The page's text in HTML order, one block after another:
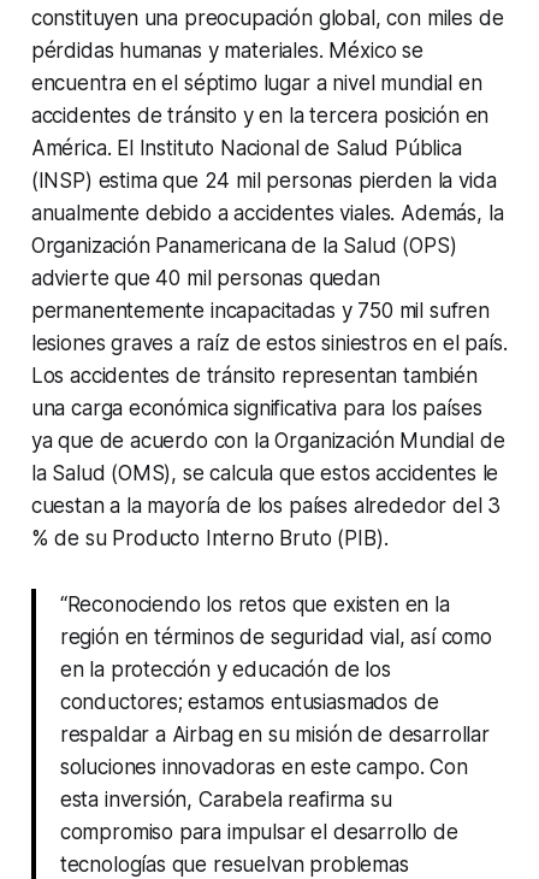
constituyen una preocupación global, con miles de
pérdidas humanas y materiales. México se
encuentra en el séptimo lugar a nivel mundial en
accidentes de tránsito y en la tercera posición en
América. El Instituto Nacional de Salud Pública
(INSP) estima que 24 mil personas pierden la vida
anualmente debido a accidentes viales. Además, la
Organización Panamericana de la Salud (OPS)
advierte que 40 mil personas quedan
permanentemente incapacitadas y 750 mil sufren
lesiones graves a raíz de estos siniestros en el país.
Los accidentes de tránsito representan también
una carga económica significativa para los países
ya que de acuerdo con la Organización Mundial de
la Salud (OMS), se calcula que estos accidentes le
cuestan a la mayoría de los países alrededor del 3
% de su Producto Interno Bruto (PIB).
“Reconociendo los retos que existen en la
región en términos de seguridad vial, así como
en la protección y educación de los
conductores; estamos entusiasmados de
respaldar a Airbag en su misión de desarrollar
soluciones innovadoras en este campo. Con
esta inversión, Carabela reafirma su
compromiso para impulsar el desarrollo de
tecnologías que resuelvan problemas